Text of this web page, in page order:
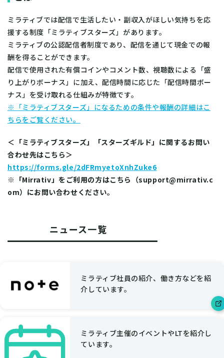
ミラティブでは配信で生活したい・副収入がほしい気持ちを応
援する制度「ミラティブスターズ」があります。
ミラティブの公認配信者制度であり、配信を通じて現金での報
酬を得ることができます。
配信で使用された有償コインやコメント数、視聴数による「盛
り上がりボーナス」に加え、配信時間に応じた「配信時間ボー
ナス」を受け取れる仕組みが特徴です。
※「ミラティブスターズ」になるための条件や報酬の詳細はこ
ちらをご覧ください。
＜「ミラティブスターズ」「スターズギルド」に関するお問い
合わせ先はこちら＞
https://forms.gle/2dFRmyetoXnhZuke6
※「Mirrativ」をご利用の方はこちら（support@mirrativ.c
om）にお問い合わせください。
ニュース一覧
ミラティブ社員の紹介、働き方などを紹
介しています。
ミラティブ主催のイベントやLTを紹介し
ています。